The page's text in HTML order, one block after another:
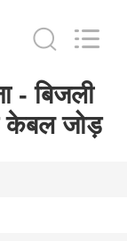
- बिजली
केबल जोड़